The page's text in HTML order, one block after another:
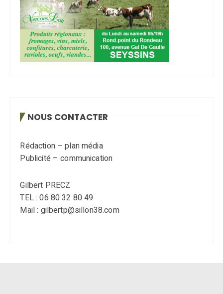
NOUS CONTACTER
Rédaction – plan média
Publicité – communication
Gilbert PRECZ
TEL : 06 80 32 80 49
Mail : gilbertp@sillon38.com